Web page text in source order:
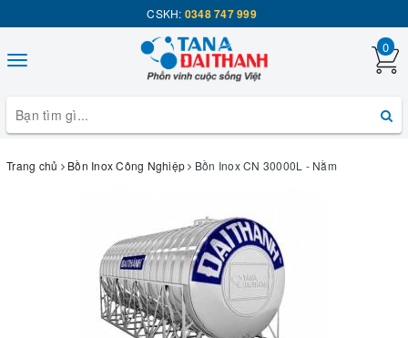
CSKH: 0348 747 999
Toggle
0
Trang chủ Bồn Inox Công Nghiệp Bồn Inox CN 30000L - Nằm